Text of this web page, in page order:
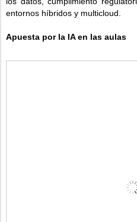
entornos híbridos y multicloud.
Apuesta por la IA en las aulas